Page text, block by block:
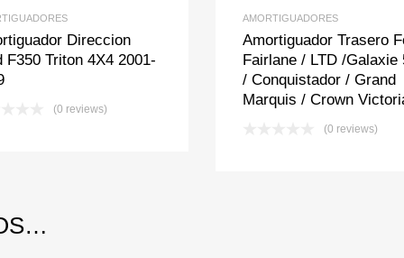
Direccion
F350 Triton 4X4 2001-
(0 reviews)
AMORTIGUADORES
Amortiguador Trasero
Fairlane / LTD /Galaxie
/ Conquistador / Grand
Marquis / Crown
(0 reviews)